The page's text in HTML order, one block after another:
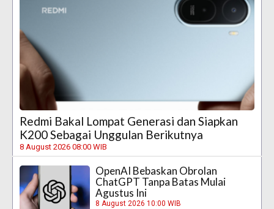
Redmi Bakal Lompat Generasi dan Siapkan
K200 Sebagai Unggulan Berikutnya
8 August 2026 08:00 WIB
OpenAI Bebaskan Obrolan
ChatGPT Tanpa Batas Mulai
Agustus Ini
8 August 2026 10:00 WIB